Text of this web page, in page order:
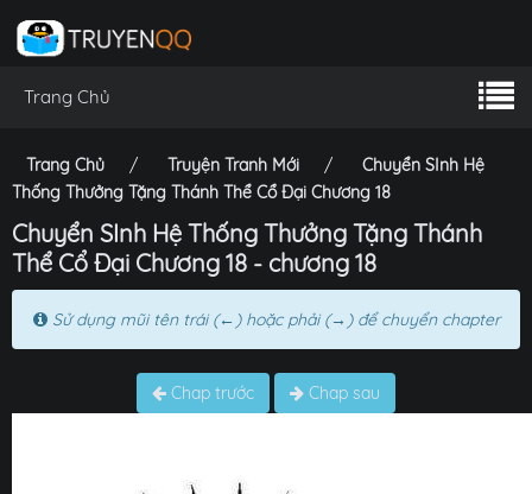
Trang Chủ
Trang Chủ Truyện Tranh Mới
Chuyển SInh Hệ
Thống Thưởng Tặng Thánh Thể Cổ Đại Chương 18
Chuyển SInh Hệ Thống Thưởng Tặng Thánh
Thể Cổ Đại Chương 18 - chương 18
Sử dụng mũi tên trái (←) hoặc phải (→) để chuyển chapter
Chap trước Chap sau